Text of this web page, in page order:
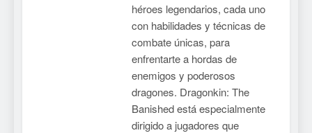
héroes legendarios, cada uno
con habilidades y técnicas de
combate únicas, para
enfrentarte a hordas de
enemigos y poderosos
dragones. Dragonkin: The
Banished está especialmente
dirigido a jugadores que